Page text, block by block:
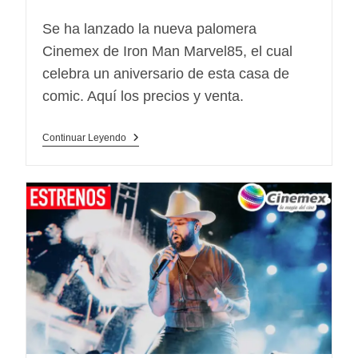
Se ha lanzado la nueva palomera
Cinemex de Iron Man Marvel85, el cual
celebra un aniversario de esta casa de
comic. Aquí los precios y venta.
Continuar LeyendoPalomera
Cinemex
Man
Marvel85:
Precios
Y
Fecha
Venta